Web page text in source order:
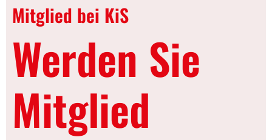
Mitglied bei KiS
Werden Sie
Mitglied